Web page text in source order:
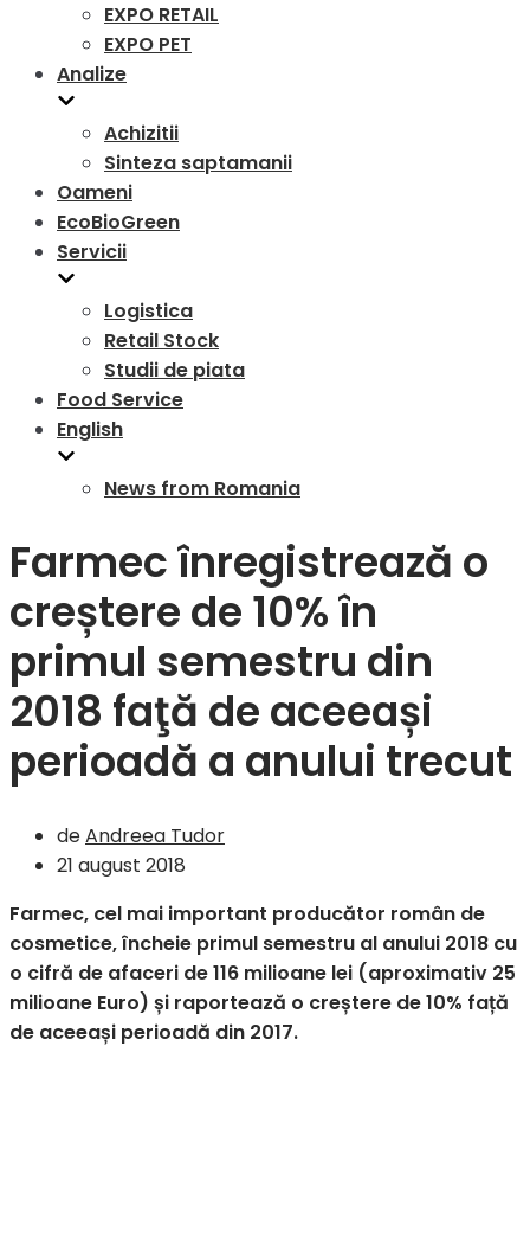
EXPO RETAIL
EXPO PET
Analize
Achizitii
Sinteza saptamanii
Oameni
EcoBioGreen
Servicii
Logistica
Retail Stock
Studii de piata
Food Service
English
News from Romania
Farmec înregistrează o
creștere de 10% în
primul semestru din
2018 faţă de aceeași
perioadă a anului trecut
deAndreea Tudor
21 august 2018
Farmec, cel mai important producător român de
cosmetice, încheie primul semestru al anului 2018 cu
o cifră de afaceri de 116 milioane lei (aproximativ 25
milioane Euro) și raportează o creștere de 10% față
de aceeași perioadă din 2017.